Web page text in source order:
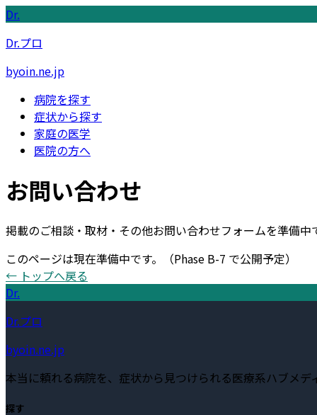
Dr.
Dr.プロ
byoin.ne.jp
病院を探す
症状から探す
家庭の医学
医院の方へ
お問い合わせ
掲載のご相談・取材・その他お問い合わせフォームを準備中
このページは現在準備中です。
（Phase B-7 で公開予定）
← トップへ戻る
Dr.
Dr.プロ
byoin.ne.jp
本当に頼れる病院を、症状から見つけられる医療系ハブメデ
探す